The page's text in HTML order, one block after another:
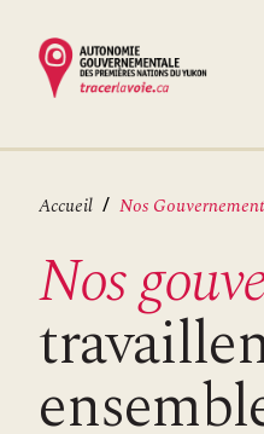
contenu
principal
Fil
d'Ariane
Accueil Nos
Nos